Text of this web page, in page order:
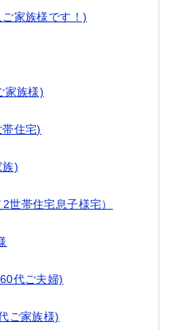
家族様です！)
族様)
住宅)
)
帯住宅息子様宅）
代ご夫婦)
ご家族様)